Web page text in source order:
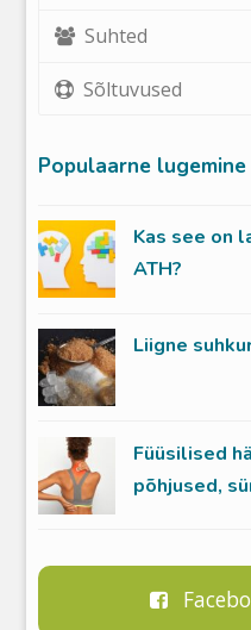
Suhted
Sõltuvused
Populaarne lugemine
Kas see on
ATH?
Liigne
Füüsilised
põhjused,